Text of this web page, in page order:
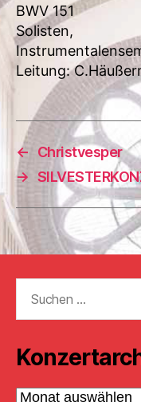
BWV 151
Solisten,
Leitung:
←
Christvesper
→
nach:
Konzertarchiv